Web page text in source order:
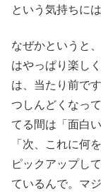
という気持ちに
なぜかというと
はやっぱり楽し
は、当たり前で
つしんどくなっ
てる間は「面白
「次、これに何
ピックアップし
ているんで。マ